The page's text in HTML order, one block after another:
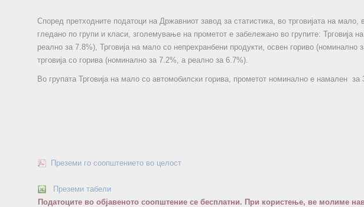
Според претходните податоци на Државниот завод за статистика, во трговијата на мало,
гледано по групи и класи, зголемување на прометот е забележано во групите: Трговија
реално за 7.8%), Трговија на мало со непрехранбени продукти, освен гориво
трговија со горива (номинално за 7.2%, а реално за 6.7%).
Во групата Трговија на мало со автомобилски горива, прометот номинално е намален
Преземи го соопштението во целост
Преземи табели
Податоците во објавеното соопштение се бесплатни. При користење, ве молиме